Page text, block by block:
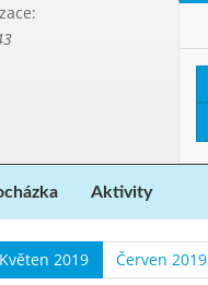
Aktivity
Květen 2019 Červen 2019